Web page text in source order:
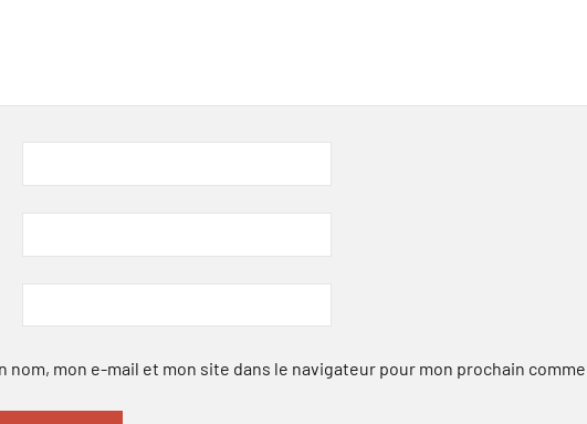
nom, mon e-mail et mon site dans le navigateur pour mon prochain